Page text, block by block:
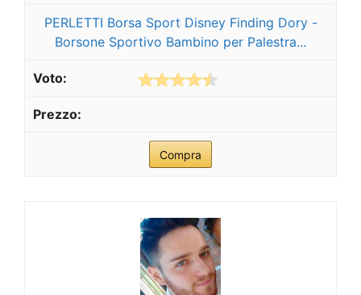
PERLETTI Borsa Sport Disney Finding Dory -
Borsone Sportivo Bambino per Palestra...
Compra